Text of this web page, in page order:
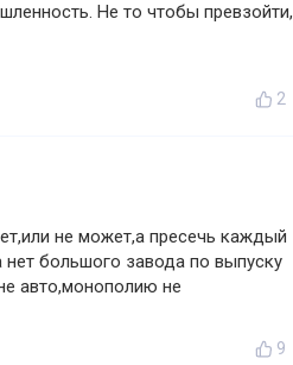
Не то чтобы превзойти,
2
не может,а пресечь каждый
нет большого завода по выпуску
авто,монополию не
9